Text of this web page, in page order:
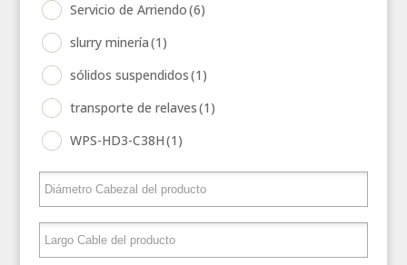
Servicio de Arriendo(6)
slurry minería(1)
sólidos suspendidos(1)
transporte de relaves(1)
WPS-HD3-C38H(1)